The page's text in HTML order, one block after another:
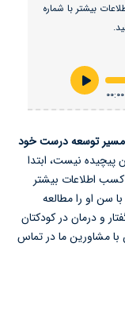
بیشتر با شماره
۰۰:۰۰
مسیر توسعه درست خود
نیست، ابتدا
کسب اطلاعات بیشتر
سن او را مطالعه
و درمان در کودکتان
با مشاورین ما در تماس